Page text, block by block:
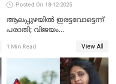
Posted On 18-12-2025
ആലപ്പുഴയിൽ ഇരട്ടവോട്ടെന്ന്
പരാതി; വിജയം
വാർഡിലെ എൽഡിഎഫ്
സ്ഥാനാർത്ഥി
1 Min Read View All